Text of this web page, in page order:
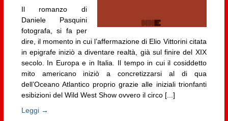
Il romanzo di
Daniele Pasquini
fotografa, si fa per
dire, il momento in cui l’affermazione di Elio Vittorini citata
in epigrafe iniziò a diventare realtà, già sul finire del XIX
secolo. In Europa e in Italia. Il tempo in cui il cosiddetto
mito americano iniziò a concretizzarsi al di qua
dell’Oceano Atlantico proprio grazie alle iniziali trionfanti
esibizioni del Wild West Show ovvero il circo [...]
Leggi →